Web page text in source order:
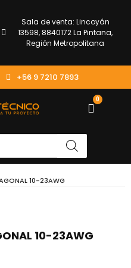
Sala de venta: Lincoyán
13598, 8840172 La Pintana,
Región Metropolitana
+56 9 7210 7893
0
10-23AWG
10-23AWG